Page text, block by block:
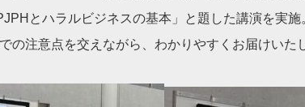
とハラルビジネスの基本」と題した講演を実
の注意点を交えながら、わかりやすくお届けいた